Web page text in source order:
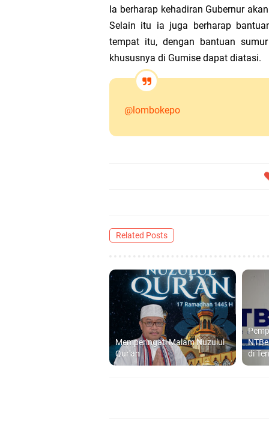
Ia berharap kehadiran Gubernur
Selain itu ia juga berharap
tempat itu, dengan bantuan
khususnya di Gumise dapat diatasi.
@lombokepo
Related Posts
Memperingati Malam Nuzulul
Qur'an
di